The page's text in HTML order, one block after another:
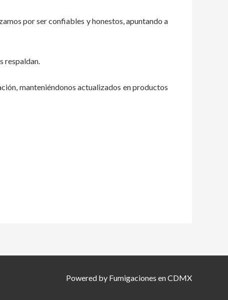
por ser confiables y honestos, apuntando a
respaldan.
manteniéndonos actualizados en productos
Powered by Fumigaciones en CDMX